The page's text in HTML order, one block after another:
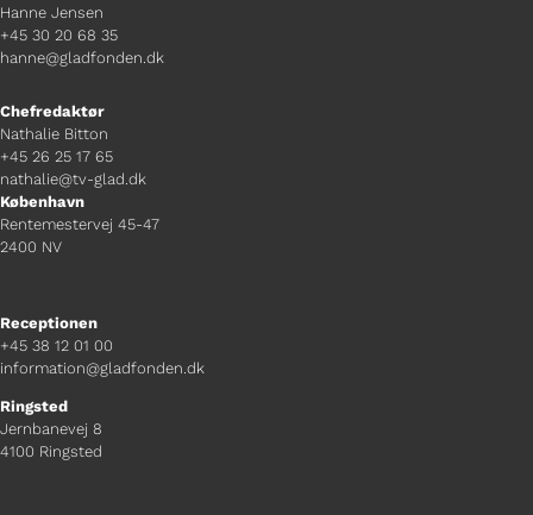
Hanne Jensen
+45 30 20 68 35
hanne@gladfonden.dk
Chefredaktør
Nathalie Bitton
+45 26 25 17 65
nathalie@tv-glad.dk
København
Rentemestervej 45-47
2400 NV
Receptionen
+45 38 12 01 00
information@gladfonden.dk
Ringsted
Jernbanevej 8
4100 Ringsted